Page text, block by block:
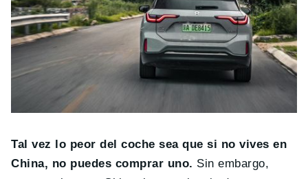
Tal vez lo peor del coche sea que si no vives en
China, no puedes comprar uno. Sin embargo,